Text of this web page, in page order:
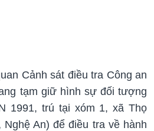
Cảnh sát điều tra Công an
tạm giữ hình sự đối tượng
1991, trú tại xóm 1, xã Thọ
An) để điều tra về hành